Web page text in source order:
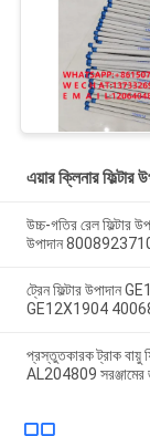
এয়ার ক্লিনার ফিল্টার
উচ্চ-গতির রেল
উপাদান 80089237105
ট্রেন ফিল্টার
GE12X1904
প্রস্তুতকারক ট্রাক
AL204809 সরঞ্জামের